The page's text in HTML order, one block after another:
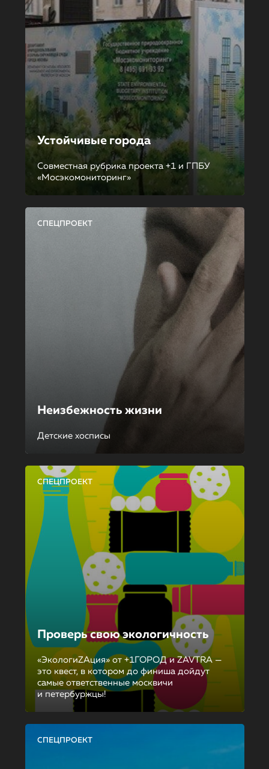
Устойчивые города
Совместная рубрика проекта +1 и ГПБУ
«Мосэкомониторинг»
СПЕЦПРОЕКТ
Неизбежность жизни
Детские хосписы
СПЕЦПРОЕКТ
Проверь свою экологичность
«ЭкологиZAция» от +1ГОРОД и ZAVTRA —
это квест, в котором до финиша дойдут
самые ответственные москвичи
и петербуржцы!
СПЕЦПРОЕКТ